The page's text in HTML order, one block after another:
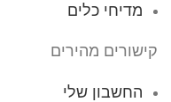
מדיחי כלים
קישורים מהירים
החשבון שלי